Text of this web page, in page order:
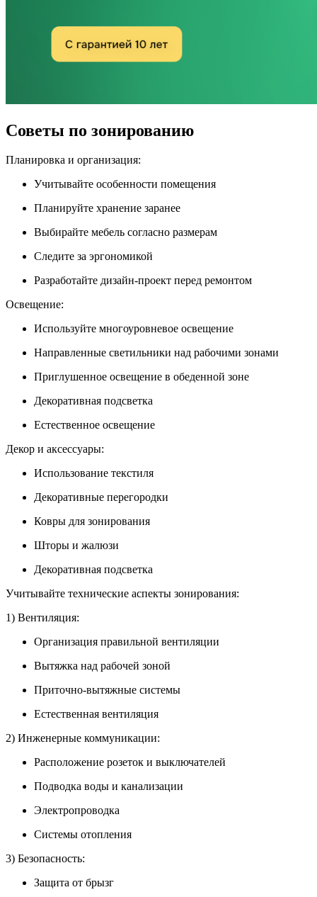
Советы по зонированию
Планировка и организация:
Учитывайте особенности помещения
Планируйте хранение заранее
Выбирайте мебель согласно размерам
Следите за эргономикой
Разработайте дизайн-проект перед ремонтом
Освещение:
Используйте многоуровневое освещение
Направленные светильники над рабочими зонами
Приглушенное освещение в обеденной зоне
Декоративная подсветка
Естественное освещение
Декор и аксессуары:
Использование текстиля
Декоративные перегородки
Ковры для зонирования
Шторы и жалюзи
Декоративная подсветка
Учитывайте технические аспекты зонирования:
1) Вентиляция:
Организация правильной вентиляции
Вытяжка над рабочей зоной
Приточно-вытяжные системы
Естественная вентиляция
2) Инженерные коммуникации:
Расположение розеток и выключателей
Подводка воды и канализации
Электропроводка
Системы отопления
3) Безопасность:
Защита от брызг